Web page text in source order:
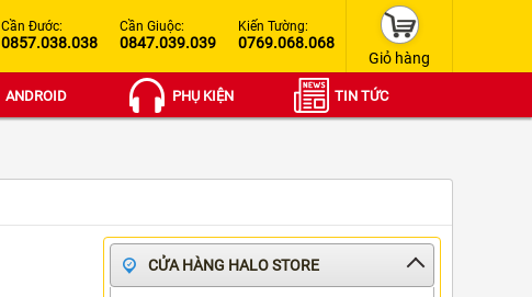
Cần Đước:
0857.038.038
Cần Giuộc:
0847.039.039
Kiến Tường:
0769.068.068
Giỏ hàng
ANDROID PHỤ KIỆN TIN TỨC
CỬA HÀNG HALO STORE